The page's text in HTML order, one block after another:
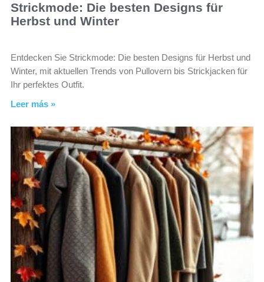
Strickmode: Die besten Designs für
Herbst und Winter
Entdecken Sie Strickmode: Die besten Designs für Herbst und
Winter, mit aktuellen Trends von Pullovern bis Strickjacken für
Ihr perfektes Outfit.
Leer más »